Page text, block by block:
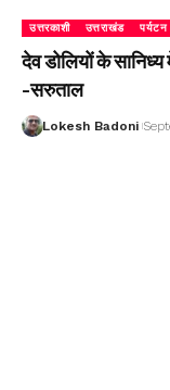
उत्तरकाशी उत्तराखंड पर्यटन
देव डोलियों के
-सरुताल
Lokesh Badoni